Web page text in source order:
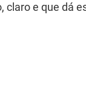
claro e que dá